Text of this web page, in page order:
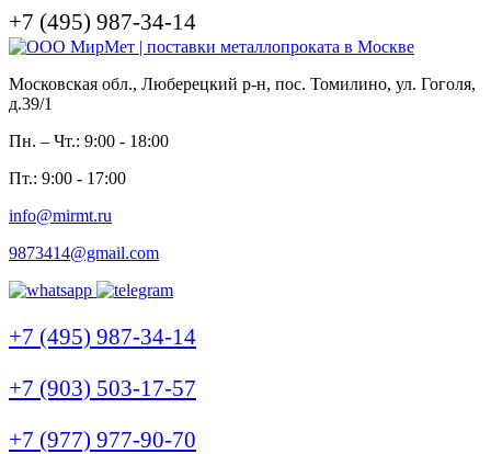
+7 (495) 987-34-14
Московская обл., Люберецкий р-н, пос. Томилино, ул. Гоголя,
д.39/1
Пн. – Чт.: 9:00 - 18:00
Пт.: 9:00 - 17:00
info@mirmt.ru
9873414@gmail.com
+7 (495) 987-34-14
+7 (903) 503-17-57
+7 (977) 977-90-70